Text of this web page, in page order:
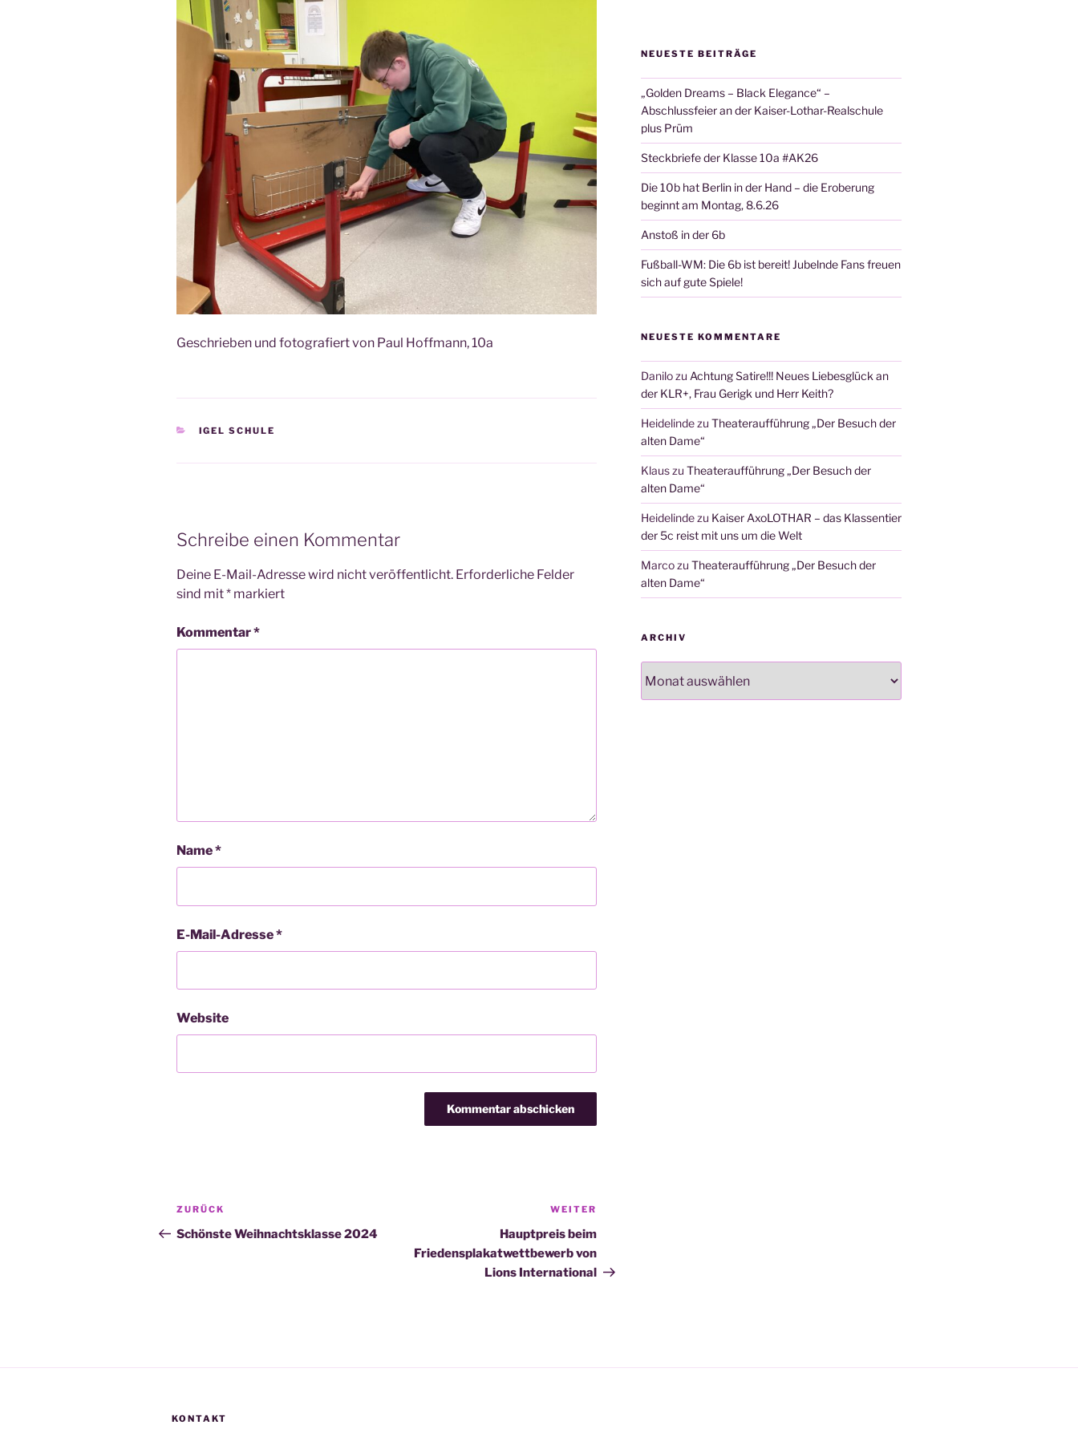
Geschrie­ben und foto­gra­fiert von Paul Hoff­mann, 10a
KATEGORIEN
IGEL SCHULE
Schreibe einen Kommentar
Deine E-Mail-Adresse wird nicht veröffentlicht. Erforderliche Felder
sind mit* markiert
Kommentar*
Name*
E-Mail-Adresse*
Website
Beitragsnavigation
Vorheriger
Beitrag
ZURÜCK
Schönste Weihnachtsklasse 2024
Beitrag
WEITER
Hauptpreis beim
Friedensplakatwettbewerb von
Lions International
NEUESTE BEITRÄGE
„Golden Dreams – Black Elegance“ –
Abschlussfeier an der Kaiser-Lothar-Realschule
plus Prüm
Steckbriefe der Klasse 10a #AK26
Die 10b hat Berlin in der Hand – die Eroberung
beginnt am Montag, 8.6.26
Anstoß in der 6b
Fußball-WM: Die 6b ist bereit! Jubelnde Fans freuen
sich auf gute Spiele!
NEUESTE KOMMENTARE
Danilozu Achtung Satire!!! Neues Liebesglück an
der KLR+, Frau Gerigk und Herr Keith?
Heidelindezu Theateraufführung „Der Besuch der
alten Dame“
Klauszu Theateraufführung „Der Besuch der
alten Dame“
Heidelindezu Kaiser AxoLOTHAR – das Klassentier
der 5c reist mit uns um die Welt
Marcozu Theateraufführung „Der Besuch der
alten Dame“
ARCHIV
KONTAKT